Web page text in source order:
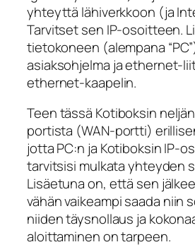
yhteyttä lähiverkkoon (ja
Tarvitset sen IP-osoitteen.
tietokoneen (alempana
asiaksohjelma ja ethernet-
ethernet-kaapelin.
Teen tässä Kotiboksin
portista (WAN-portti)
jotta PC:n ja Kotiboksin IP-
tarvitsisi mulkata yhteyden
Lisäetuna on, että sen
vähän vaikeampi saada niin
niiden täysnollaus ja
aloittaminen on tarpeen.